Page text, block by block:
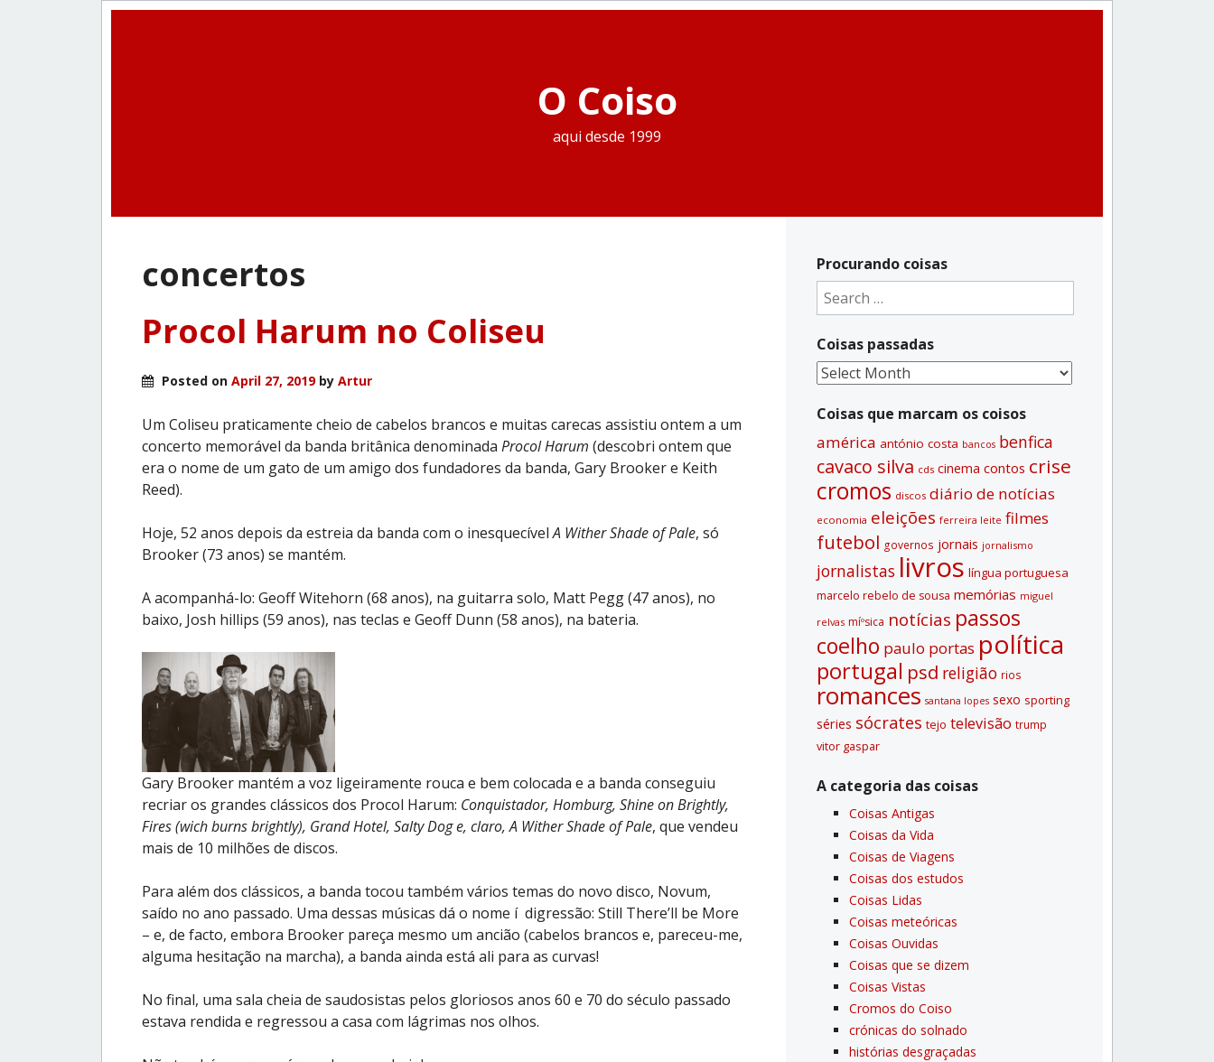
O Coiso
aqui desde 1999
concertos
Procol Harum no Coliseu
Posted on April 27, 2019by Artur
Um Coliseu praticamente cheio de cabelos brancos e muitas carecas assistiu ontem a um
concerto memorável da banda britânica denominada Procol Harum (descobri ontem que
era o nome de um gato de um amigo dos fundadores da banda, Gary Brooker e Keith
Reed).
Hoje, 52 anos depois da estreia da banda com o inesquecívelA Wither Shade of Pale, só
Brooker (73 anos) se mantém.
A acompanhá-lo: Geoff Witehorn (68 anos), na guitarra solo, Matt Pegg (47 anos), no
baixo, Josh hillips (59 anos), nas teclas e Geoff Dunn (58 anos), na bateria.
Gary Brooker mantém a voz ligeiramente rouca e bem colocada e a banda conseguiu
recriar os grandes clássicos dos Procol Harum: Conquistador, Homburg, Shine on Brightly,
Fires (wich burns brightly), Grand Hotel, Salty Dog e, claro, A Wither Shade of Pale, que vendeu
mais de 10 milhões de discos.
Para além dos clássicos, a banda tocou também vários temas do novo disco, Novum,
saído no ano passado. Uma dessas músicas dá o nome í digressão: Still There’ll be More
– e, de facto, embora Brooker pareça mesmo um ancião (cabelos brancos e, pareceu-me,
alguma hesitação na marcha), a banda ainda está ali para as curvas!
No final, uma sala cheia de saudosistas pelos gloriosos anos 60 e 70 do século passado
estava rendida e regressou a casa com lágrimas nos olhos.
Procurando coisas
Search
for:
Coisas passadas
Coisas
Coisas que marcam os coisos
américa antónio costa bancos benfica
cavaco silva cds cinema contos crise
cromos discos diário de notí­cias
economia eleições ferreira leite filmes
futebol governos jornais jornalismo
jornalistas livros lí­ngua portuguesa
marcelo rebelo de sousa memórias miguel
relvas míºsica notí­cias passos
coelho paulo portas polí­tica
portugal psd religião rios
romances santana lopes sexo sporting
séries sócrates tejo televisão trump
vitor gaspar
A categoria das coisas
Coisas Antigas
Coisas da Vida
Coisas de Viagens
Coisas dos estudos
Coisas Lidas
Coisas meteóricas
Coisas Ouvidas
Coisas que se dizem
Coisas Vistas
Cromos do Coiso
crónicas do solnado
histórias desgraçadas